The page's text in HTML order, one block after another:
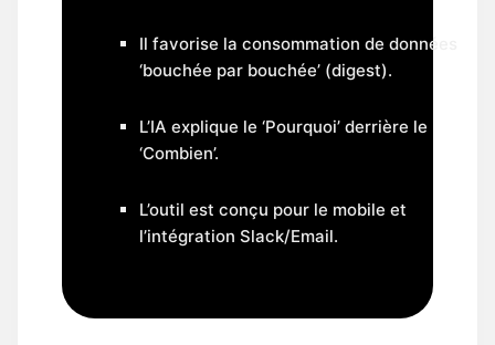
Il favorise la consommation de données
‘bouchée par bouchée’ (digest).
L’IA explique le ‘Pourquoi’ derrière le
‘Combien’.
L’outil est conçu pour le mobile et
l’intégration Slack/Email.